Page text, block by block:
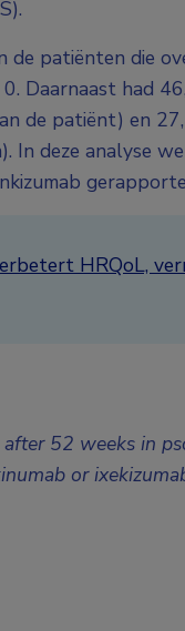
patiënten die
Daarnaast had
de patiënt) en
In deze analyse
HRQoL,
52 weeks in
or